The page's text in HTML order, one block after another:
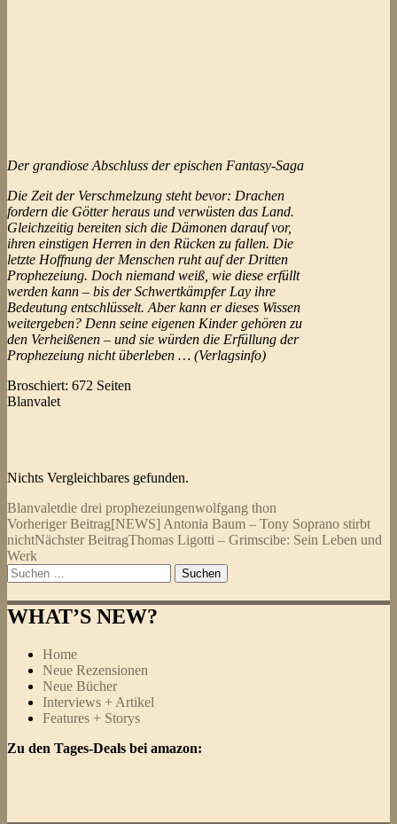
Der grandiose Abschluss der epischen Fantasy-Saga
Die Zeit der Verschmelzung steht bevor: Drachen
fordern die Götter heraus und verwüsten das Land.
Gleichzeitig bereiten sich die Dämonen darauf vor,
ihren einstigen Herren in den Rücken zu fallen. Die
letzte Hoffnung der Menschen ruht auf der Dritten
Prophezeiung. Doch niemand weiß, wie diese erfüllt
werden kann – bis der Schwertkämpfer Lay ihre
Bedeutung entschlüsselt. Aber kann er dieses Wissen
weitergeben? Denn seine eigenen Kinder gehören zu
den Verheißenen – und sie würden die Erfüllung der
Prophezeiung nicht überleben … (Verlagsinfo)
Broschiert: 672 Seiten
Blanvalet
Nichts Vergleichbares gefunden.
Blanvaletdie drei prophezeiungenwolfgang thon
Beitragsnavigation
Vorheriger Beitrag[NEWS] Antonia Baum – Tony Soprano stirbt
nichtNächster BeitragThomas Ligotti – Grimscibe: Sein Leben und
Werk
Suchen
nach:
WHAT’S NEW?
Home
Neue Rezensionen
Neue Bücher
Interviews + Artikel
Features + Storys
Zu den Tages-Deals bei amazon: